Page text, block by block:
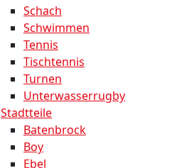
Schach
Schwimmen
Tennis
Tischtennis
Turnen
Unterwasserrugby
Stadtteile
Batenbrock
Boy
Ebel